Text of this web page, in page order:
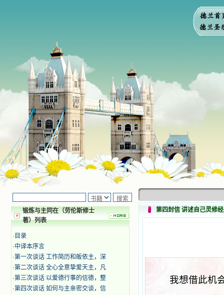
锻炼与主同在（劳伦斯修士
著）列表
· 目录
·中译本序言
·第一次谈话 工作简历和皈依主，深
·第二次谈话 全心全意挚爱天主，凡
·第三次谈话 以爱德行事的信德，整
·第四次谈话 如何与主亲密交谈，信
第四封信 讲述自己灵修
我想借此机会